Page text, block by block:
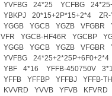
YVFBG
24*25 YCFBG
YBKPJ
20*15+2P*15+2*4
YGGB
YGCB YGZB VFGBR
VFR
YGCB-HF46R YGCBP
YGGB
YGCB YGZB VFGBR
YVFBG
24*25+2*25P+6F0+2*4
YBF
4*16 YFFB-450750V
YFFB
YFFBP YFFBJ
YFFB-TH
KVVRD
YVVB YFVB
KFVRD